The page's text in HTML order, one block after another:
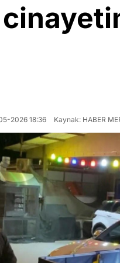
2026 18:36 Kaynak: HABER